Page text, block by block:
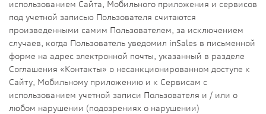
использованием Сайта, Мобильного приложения и сервисов
под учетной записью Пользователя считаются
произведенными самим Пользователем, за исключением
случаев, когда Пользователь уведомил inSales в письменной
форме на адрес электронной почты, указанный в разделе
Соглашения «Контакты» о несанкционированном доступе к
Сайту, Мобильному приложению и к Сервисам с
использованием учетной записи Пользователя и / или о
любом нарушении (подозрениях о нарушении)